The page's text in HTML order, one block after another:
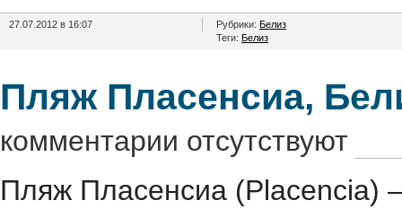
27.07.2012 в 16:07 Рубрики: Белиз
Теги: Белиз
Пляж Пласенсиа,
комментарии отсутствуют
Пляж Пласенсиа (Placencia)